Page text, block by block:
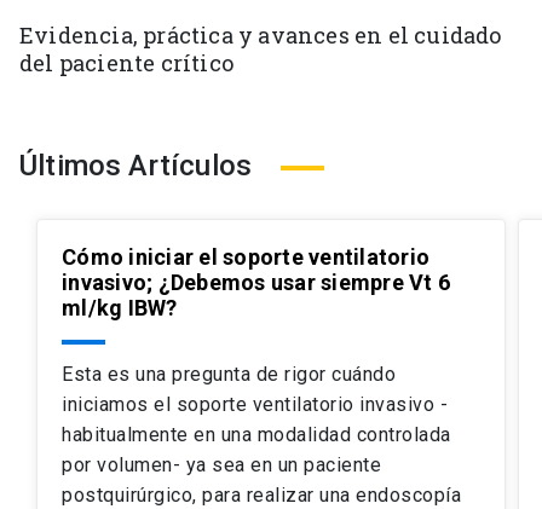
Evidencia, práctica y avances en el cuidado
del paciente crítico
Últimos Artículos
Cómo iniciar el soporte ventilatorio
invasivo; ¿Debemos usar siempre Vt 6
ml/kg IBW?
Esta es una pregunta de rigor cuándo
iniciamos el soporte ventilatorio invasivo -
habitualmente en una modalidad controlada
por volumen- ya sea en un paciente
postquirúrgico, para realizar una endoscopía